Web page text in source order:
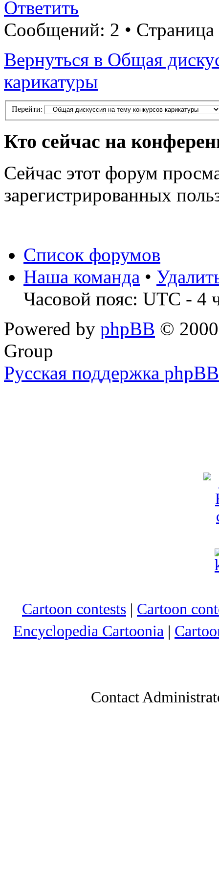
Ответить
Сообщений: 2 • Страница
Вернуться в Общая
карикатуры
Перейти:
Кто сейчас на
Сейчас этот форум
зарегистрированных
Список форумов
Наша команда •
Часовой пояс: UTC - 4
Powered by phpBB ©
Group
Русская поддержка phpBB
Cartoon contests | Cartoon
Encyclopedia Cartoonia |
Contact